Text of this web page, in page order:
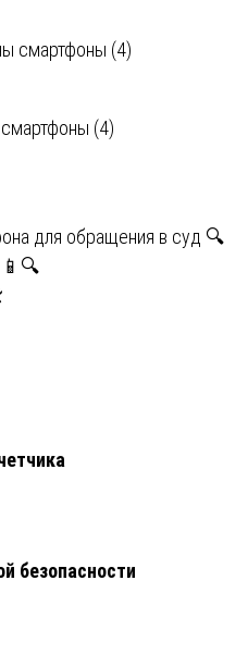
(4)
для обращения в суд 🔍
📱🔍
безопасности